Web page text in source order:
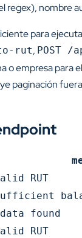
regex), nombre
para
rut, POST /
o empresa para
paginación
RUT
found
RUT